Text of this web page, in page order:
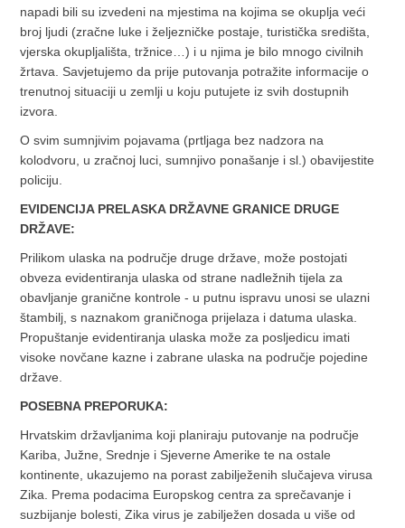
napadi bili su izvedeni na mjestima na kojima se okuplja veći
broj ljudi (zračne luke i željezničke postaje, turistička središta,
vjerska okupljališta, tržnice…) i u njima je bilo mnogo civilnih
žrtava. Savjetujemo da prije putovanja potražite informacije o
trenutnoj situaciji u zemlji u koju putujete iz svih dostupnih
izvora.
O svim sumnjivim pojavama (prtljaga bez nadzora na
kolodvoru, u zračnoj luci, sumnjivo ponašanje i sl.) obavijestite
policiju.
EVIDENCIJA PRELASKA DRŽAVNE GRANICE DRUGE
DRŽAVE:
Prilikom ulaska na područje druge države, može postojati
obveza evidentiranja ulaska od strane nadležnih tijela za
obavljanje granične kontrole - u putnu ispravu unosi se ulazni
štambilj, s naznakom graničnoga prijelaza i datuma ulaska.
Propuštanje evidentiranja ulaska može za posljedicu imati
visoke novčane kazne i zabrane ulaska na područje pojedine
države.
POSEBNA PREPORUKA:
Hrvatskim državljanima koji planiraju putovanje na područje
Kariba, Južne, Srednje i Sjeverne Amerike te na ostale
kontinente, ukazujemo na porast zabilježenih slučajeva virusa
Zika. Prema podacima Europskog centra za sprečavanje i
suzbijanje bolesti, Zika virus je zabilježen dosada u više od